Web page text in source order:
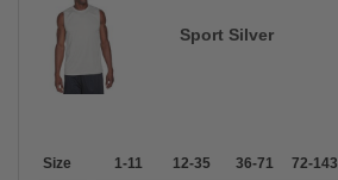
Sport Silver
Size 1-11 12-35 36-71 72-143